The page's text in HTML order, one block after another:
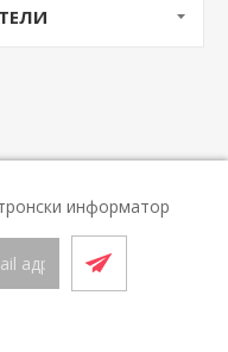
информатор